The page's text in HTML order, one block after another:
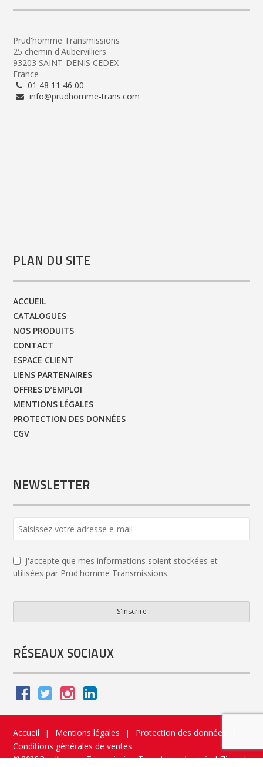
Prud'homme Transmissions
25 chemin d'Aubervilliers
93203 SAINT-DENIS CEDEX
France
01 48 11 46 00
info@prudhomme-trans.com
PLAN DU SITE
ACCUEIL
CATALOGUES
NOS PRODUITS
CONTACT
ESPACE CLIENT
LIENS PARTENAIRES
OFFRES D’EMPLOI
MENTIONS LÉGALES
PROTECTION DES DONNÉES
CGV
NEWSLETTER
J'accepte que mes informations soient stockées et
utilisées par Prud'homme Transmissions.
S'inscrire
URL *
RÉSEAUX SOCIAUX
Accueil | Mentions légales | Protection des données
Conditions générales de ventes
© 2026 Prud’homme Transmission. Tous droits réservés|Flippad